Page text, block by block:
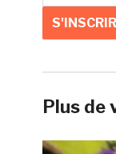
Plus de